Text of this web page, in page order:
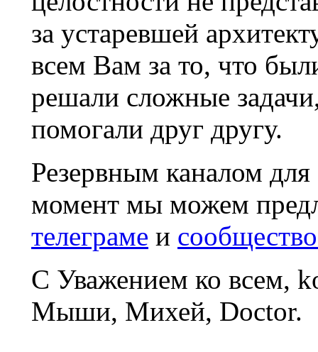
за устаревшей
всем Вам за то, что
решали сложные
помогали друг другу.
Резервным каналом
момент мы можем
телеграме и
С Уважением ко всем,
Мыши, Михей, Doctor.